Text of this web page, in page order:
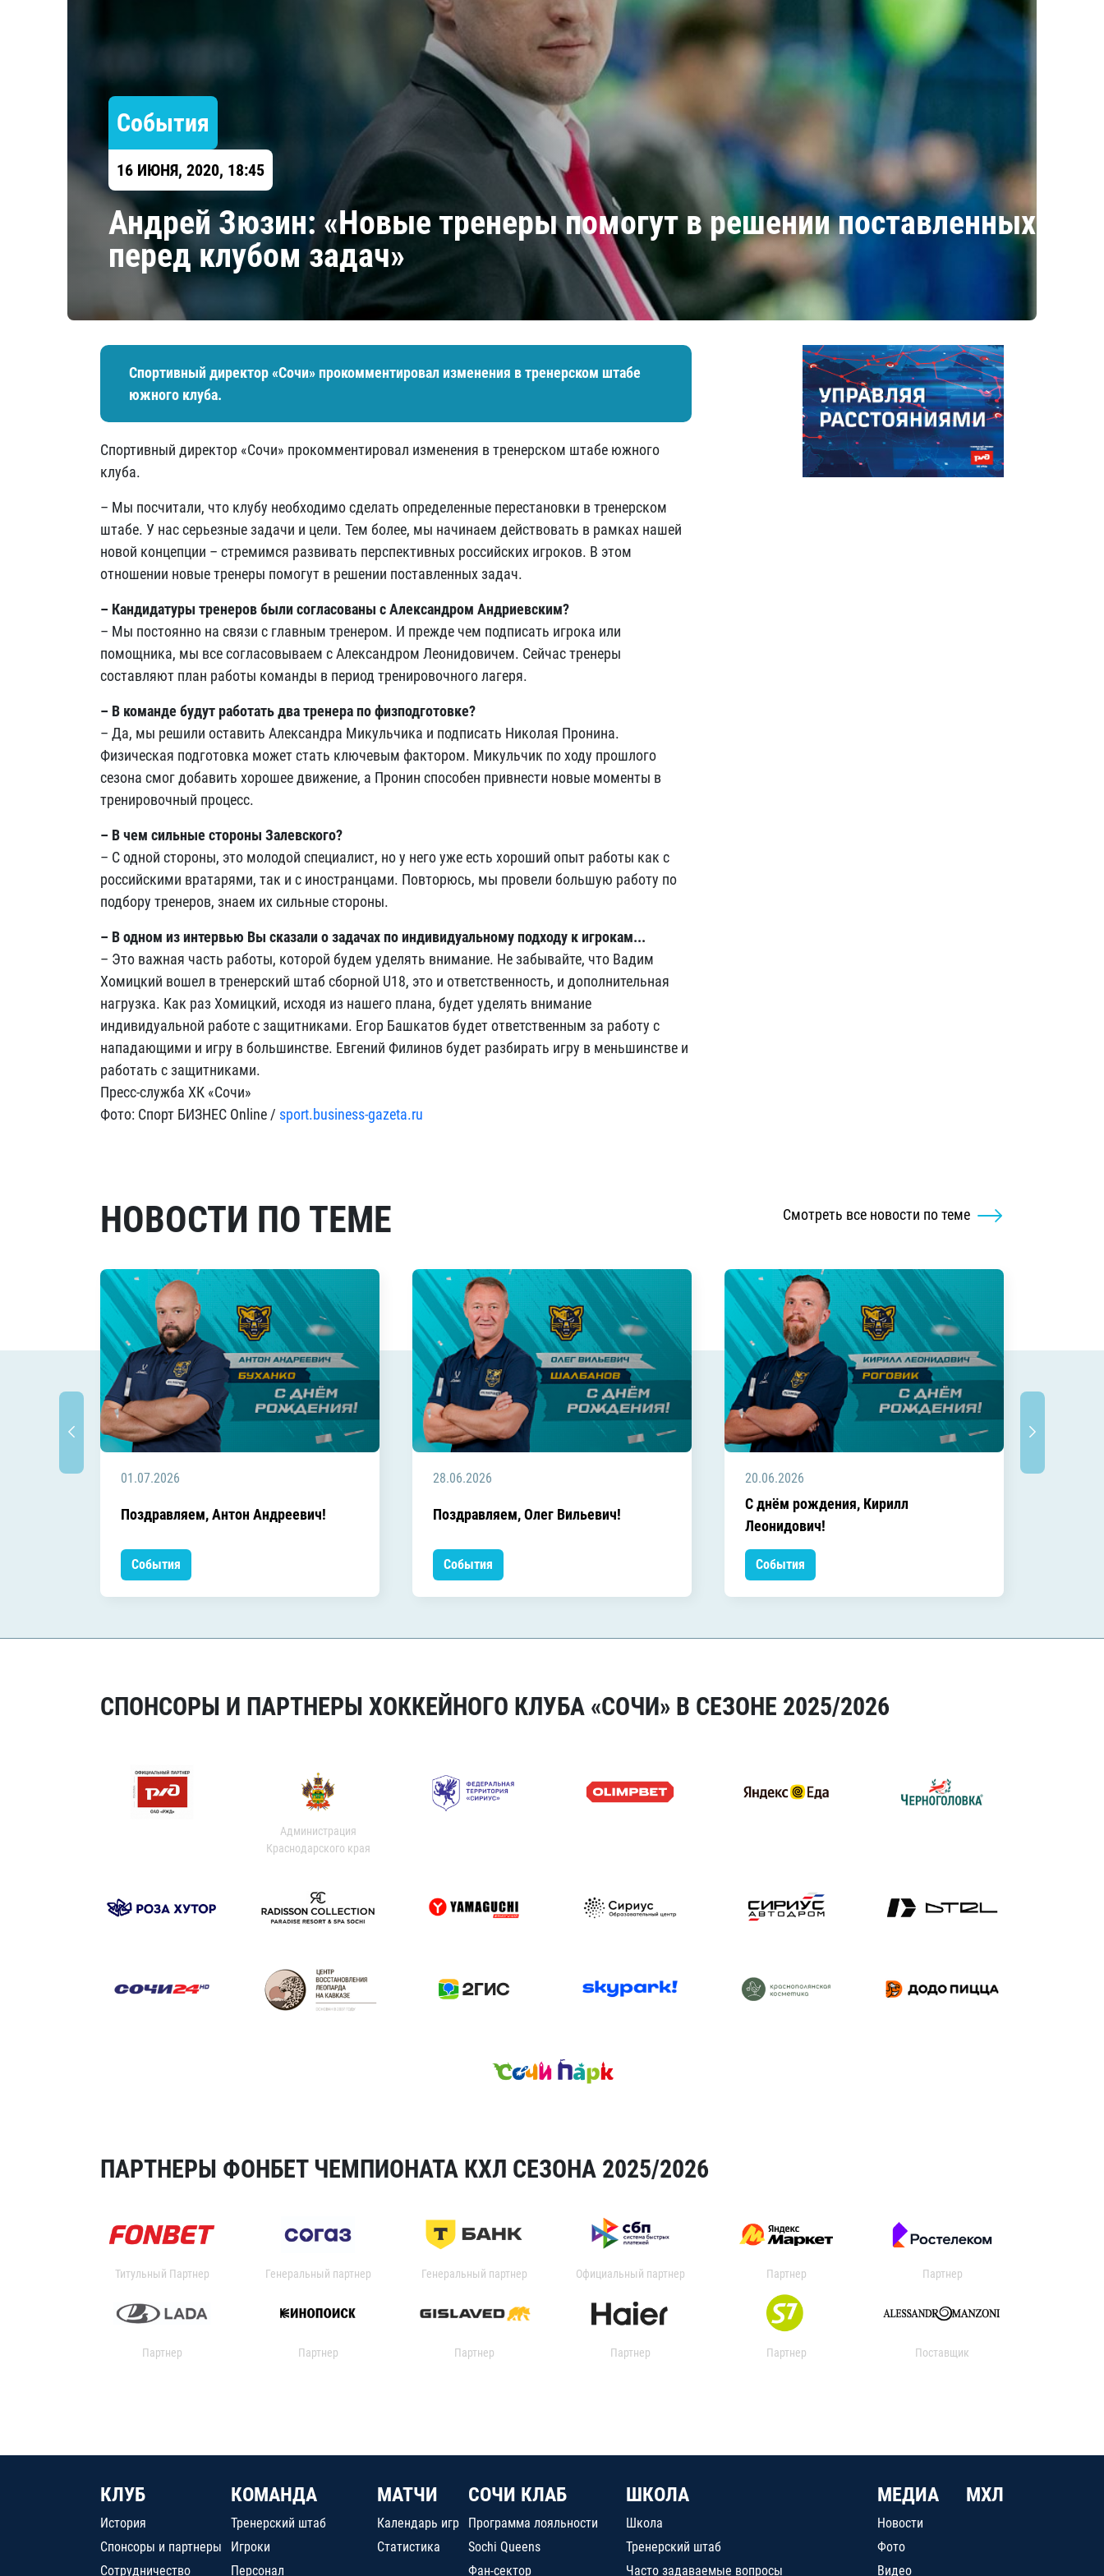
Амур
Барыс
Салават Юлаев
Сибирь
События
16 ИЮНЯ, 2020, 18:45
Андрей Зюзин: «Новые тренеры помогут в решении поставленных
перед клубом задач»
Спортивный директор «Сочи» прокомментировал изменения в тренерском штабе
южного клуба.
Спортивный директор «Сочи» прокомментировал изменения в тренерском штабе южного
клуба.
– Мы посчитали, что клубу необходимо сделать определенные перестановки в тренерском
штабе. У нас серьезные задачи и цели. Тем более, мы начинаем действовать в рамках нашей
новой концепции – стремимся развивать перспективных российских игроков. В этом
отношении новые тренеры помогут в решении поставленных задач.
– Кандидатуры тренеров были согласованы с Александром Андриевским?
– Мы постоянно на связи с главным тренером. И прежде чем подписать игрока или
помощника, мы все согласовываем с Александром Леонидовичем. Сейчас тренеры
составляют план работы команды в период тренировочного лагеря.
– В команде будут работать два тренера по физподготовке?
– Да, мы решили оставить Александра Микульчика и подписать Николая Пронина.
Физическая подготовка может стать ключевым фактором. Микульчик по ходу прошлого
сезона смог добавить хорошее движение, а Пронин способен привнести новые моменты в
тренировочный процесс.
– В чем сильные стороны Залевского?
– С одной стороны, это молодой специалист, но у него уже есть хороший опыт работы как с
российскими вратарями, так и с иностранцами. Повторюсь, мы провели большую работу по
подбору тренеров, знаем их сильные стороны.
– В одном из интервью Вы сказали о задачах по индивидуальному подходу к игрокам...
– Это важная часть работы, которой будем уделять внимание. Не забывайте, что Вадим
Хомицкий вошел в тренерский штаб сборной U18, это и ответственность, и дополнительная
нагрузка. Как раз Хомицкий, исходя из нашего плана, будет уделять внимание
индивидуальной работе с защитниками. Егор Башкатов будет ответственным за работу с
нападающими и игру в большинстве. Евгений Филинов будет разбирать игру в меньшинстве и
работать с защитниками.
Пресс-служба ХК «Сочи»
Фото: Спорт БИЗНЕС Online / sport.business-gazeta.ru
НОВОСТИ ПО ТЕМЕ Смотреть все новости по теме
01.07.2026
Поздравляем, Антон Андреевич!
События
28.06.2026
Поздравляем, Олег Вильевич!
События
20.06.2026
C днём рождения, Кирилл
Леонидович!
События
СПОНСОРЫ И ПАРТНЕРЫ ХОККЕЙНОГО КЛУБА «СОЧИ» В СЕЗОНЕ 2025/2026
Администрация
Краснодарского края
ПАРТНЕРЫ ФОНБЕТ ЧЕМПИОНАТА КХЛ СЕЗОНА 2025/2026
Титульный Партнер Генеральный партнер Генеральный партнер Официальный партнер Партнер Партнер
Партнер Партнер Партнер Партнер Партнер Поставщик
КЛУБ
История
Спонсоры и партнеры
Сотрудничество
КОМАНДА
Тренерский штаб
Игроки
Персонал
МАТЧИ
Календарь игр
Статистика
СОЧИ КЛАБ
Программа лояльности
Sochi Queens
Фан-сектор
ШКОЛА
Школа
Тренерский штаб
Часто задаваемые вопросы
МЕДИА
Новости
Фото
Видео
МХЛ